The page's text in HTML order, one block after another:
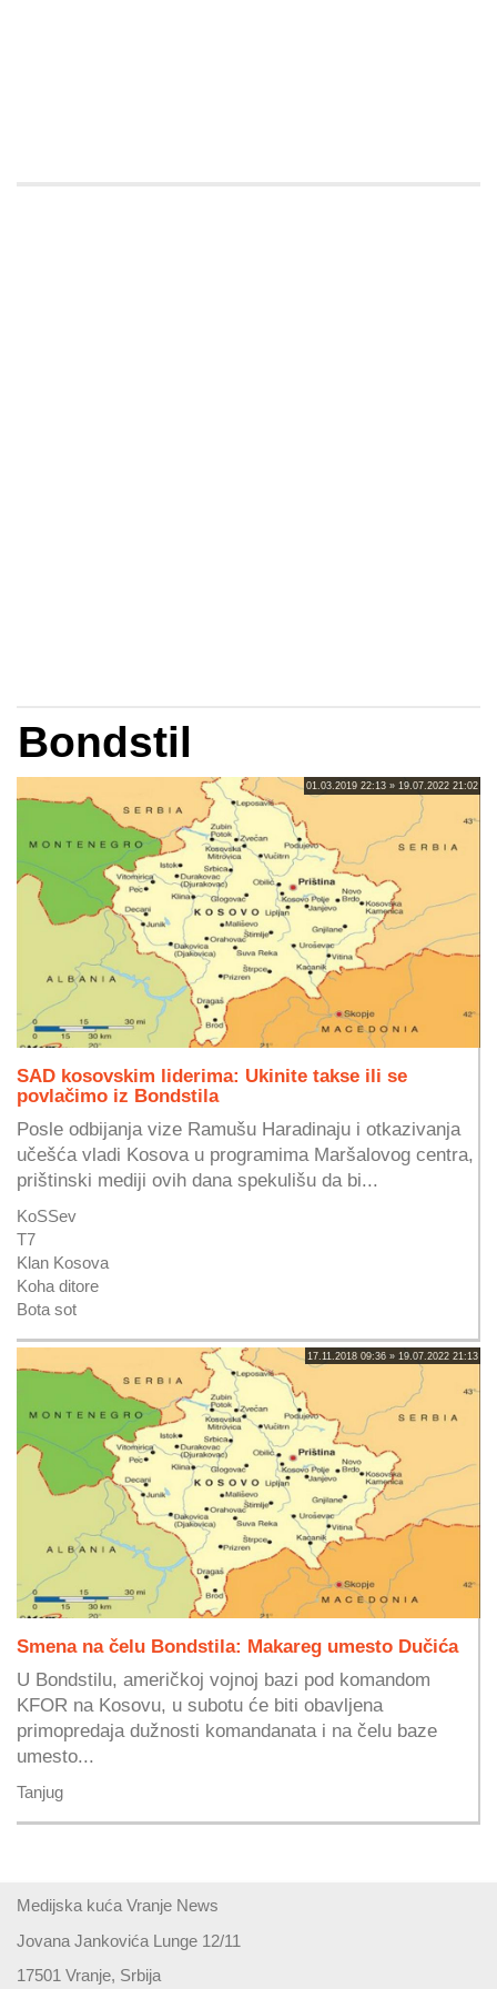
Bondstil
01.03.2019 22:13 » 19.07.2022 21:02
SAD kosovskim liderima: Ukinite takse ili se
povlačimo iz Bondstila
Posle odbijanja vize Ramušu Haradinaju i otkazivanja
učešća vladi Kosova u programima Maršalovog centra,
prištinski mediji ovih dana spekulišu da bi...
KoSSev
T7
Klan Kosova
Koha ditore
Bota sot
17.11.2018 09:36 » 19.07.2022 21:13
Smena na čelu Bondstila: Makareg umesto Dučića
U Bondstilu, američkoj vojnoj bazi pod komandom
KFOR na Kosovu, u subotu će biti obavljena
primopredaja dužnosti komandanata i na čelu baze
umesto...
Tanjug
Medijska kuća Vranje News
Jovana Jankovića Lunge 12/11
17501 Vranje, Srbija